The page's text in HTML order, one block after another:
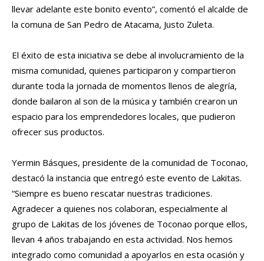
llevar adelante este bonito evento”, comentó el alcalde de
la comuna de San Pedro de Atacama, Justo Zuleta.
El éxito de esta iniciativa se debe al involucramiento de la
misma comunidad, quienes participaron y compartieron
durante toda la jornada de momentos llenos de alegría,
donde bailaron al son de la música y también crearon un
espacio para los emprendedores locales, que pudieron
ofrecer sus productos.
Yermin Básques, presidente de la comunidad de Toconao,
destacó la instancia que entregó este evento de Lakitas.
“Siempre es bueno rescatar nuestras tradiciones.
Agradecer a quienes nos colaboran, especialmente al
grupo de Lakitas de los jóvenes de Toconao porque ellos,
llevan 4 años trabajando en esta actividad. Nos hemos
integrado como comunidad a apoyarlos en esta ocasión y